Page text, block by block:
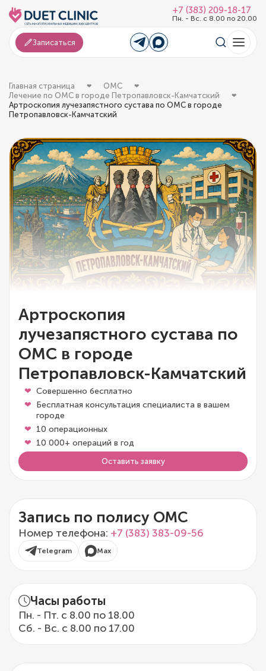
+7 (383) 209-18-17
Пн. - Вс. с 8.00 по 20.00
Записаться
Главная страница
ОМС
Лечение по ОМС в городе Петропавловск-Камчатский
Артроскопия лучезапястного сустава по ОМС в городе
Петропавловск-Камчатский
Артроскопия
лучезапястного сустава по
ОМС в городе
Петропавловск-Камчатский
Совершенно бесплатно
Бесплатная консультация специалиста в вашем
городе
10 операционных
10 000+ операций в год
Оставить заявку
Запись по полису ОМС
Номер телефона: +7 (383) 383-09-56
Telegram Max
Часы работы
Пн. - Пт. с 8.00 по 18.00
Сб. - Вс. с 8.00 по 17.00